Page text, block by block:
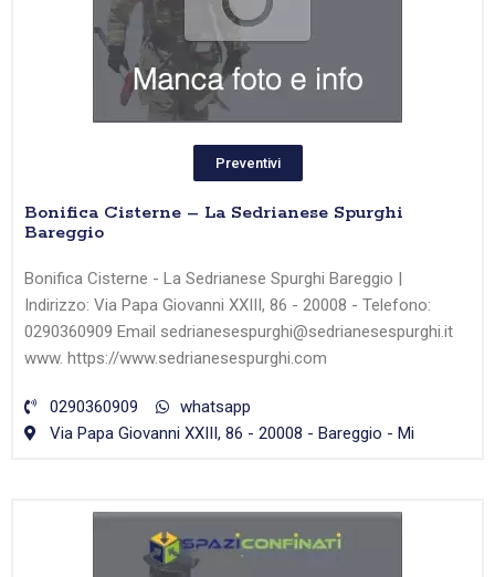
Preventivi
Bonifica Cisterne – La Sedrianese Spurghi
Bareggio
Bonifica Cisterne - La Sedrianese Spurghi Bareggio |
Indirizzo: Via Papa Giovanni XXIII, 86 - 20008 - Telefono:
0290360909 Email sedrianesespurghi@sedrianesespurghi.it
www. https://www.sedrianesespurghi.com
0290360909
whatsapp
Via Papa Giovanni XXIII, 86 - 20008 - Bareggio - Mi